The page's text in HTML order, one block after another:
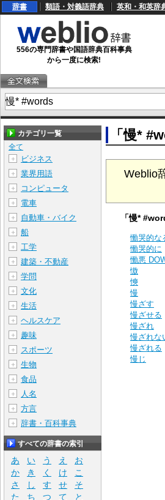
辞書 類語・対義語辞典 英和・和英辞
556の専門辞書や国語辞典百科事典
から一度に検索!
「慢*
Weblio
「慢*
慟哭的な
慟哭的に
慟悪
慠
慡
慢
慢ざす
慢ざせる
慢ざれ
慢ざれな
慢ざれる
慢じ
カテゴリ一覧
全て
＋
ビジネス
＋ 業界用語
＋ コンピュータ
＋ 電車
＋ 自動車・バイク
＋ 船
＋ 工学
＋ 建築・不動産
＋ 学問
＋ 文化
＋ 生活
＋ ヘルスケア
＋ 趣味
＋ スポーツ
＋ 生物
＋ 食品
＋ 人名
＋ 方言
＋ 辞書・百科事典
すべての辞書の索引
あ い う え
お
か
き く け
こ
さ
し す せ
そ
た
ち つ て
と